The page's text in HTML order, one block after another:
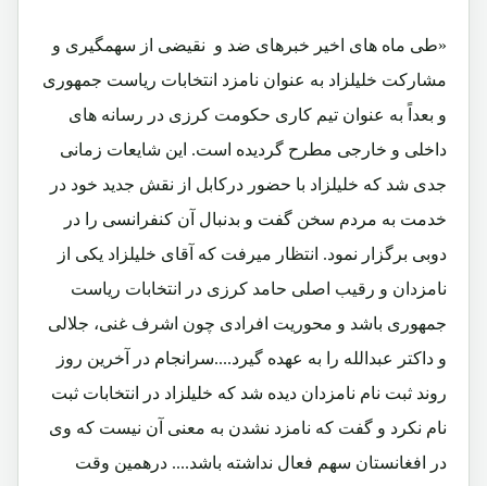
«طی ماه های اخیر خبرهای ضد و نقیضی از سهمگیری و
مشارکت خلیلزاد به عنوان نامزد انتخابات ریاست جمهوری
و بعداً به عنوان تیم کاری حکومت کرزی در رسانه های
داخلی و خارجی مطرح گردیده است. این شایعات زمانی
جدی شد که خلیلزاد با حضور درکابل از نقش جدید خود در
خدمت به مردم سخن گفت و بدنبال آن کنفرانسی را در
دوبی برگزار نمود. انتظار میرفت که آقای خلیلزاد یکی از
نامزدان و رقیب اصلی حامد کرزی در انتخابات ریاست
جمهوری باشد و محوریت افرادی چون اشرف غنی، جلالی
و داکتر عبدالله را به عهده گیرد....سرانجام در آخرین روز
روند ثبت نام نامزدان دیده شد که خلیلزاد در انتخابات ثبت
نام نکرد و گفت که نامزد نشدن به معنی آن نیست که وی
در افغانستان سهم فعال نداشته باشد.... درهمین وقت